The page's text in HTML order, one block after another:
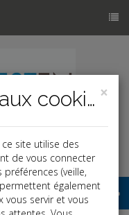
×
Politique relative aux cookies
site utilise des
de vous connecter
(veille,
également
vous servir et vous